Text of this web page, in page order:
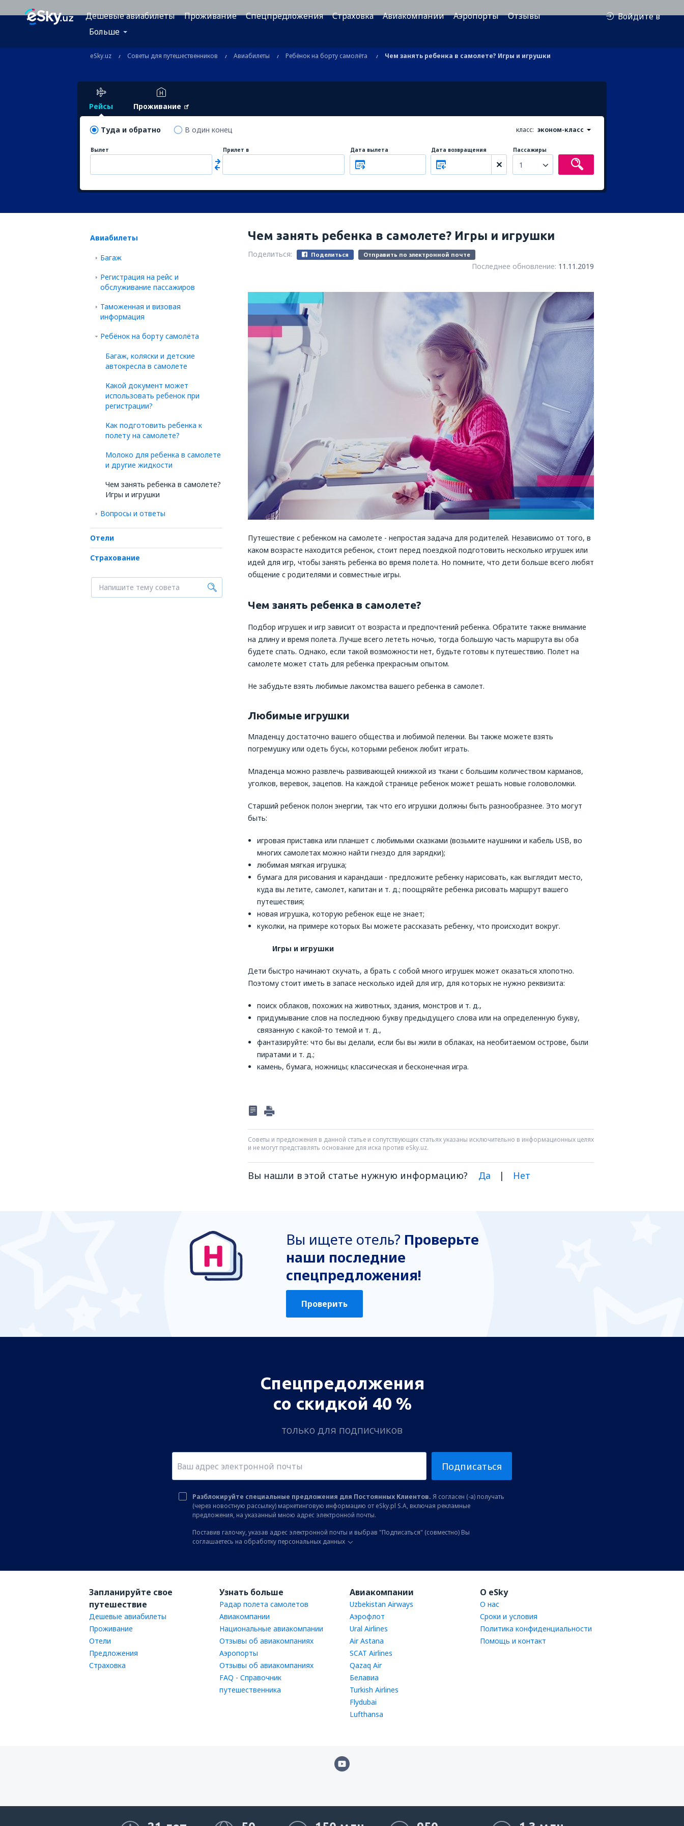
Дешевые авиабилеты Проживание Спецпредложения Страховка Авиакомпании Аэропорты
Отзывы
Больше
Войдите в
eSky.uz Советы для путешественников Авиабилеты Ребёнок на борту самолёта Чем занять ребенка в самолете? Игры и игрушки
Рейсы Проживание
Туда и обратно В один конец класс: эконом-класс
Вылет Прилет в Дата вылета Дата возвращения Пассажиры
1
Авиабилеты
Багаж
Регистрация на рейс и
обслуживание пассажиров
Таможенная и визовая
информация
Ребёнок на борту самолёта
Багаж, коляски и детские
автокресла в самолете
Какой документ может
использовать ребенок при
регистрации?
Как подготовить ребенка к
полету на самолете?
Молоко для ребенка в самолете
и другие жидкости
Чем занять ребенка в самолете?
Игры и игрушки
Вопросы и ответы
Отели
Страхование
Чем занять ребенка в самолете? Игры и игрушки
Поделиться: Поделиться Отправить по электронной почте
Последнее обновление: 11.11.2019
Путешествие с ребенком на самолете - непростая задача для родителей. Независимо от того, в
каком возрасте находится ребенок, стоит перед поездкой подготовить несколько игрушек или
идей для игр, чтобы занять ребенка во время полета. Но помните, что дети больше всего любят
общение с родителями и совместные игры.
Чем занять ребенка в самолете?
Подбор игрушек и игр зависит от возраста и предпочтений ребенка. Обратите также внимание
на длину и время полета. Лучше всего лететь ночью, тогда большую часть маршрута вы оба
будете спать. Однако, если такой возможности нет, будьте готовы к путешествию. Полет на
самолете может стать для ребенка прекрасным опытом.
Не забудьте взять любимые лакомства вашего ребенка в самолет.
Любимые игрушки
Младенцу достаточно вашего общества и любимой пеленки. Вы также можете взять
погремушку или одеть бусы, которыми ребенок любит играть.
Младенца можно развлечь развивающей книжкой из ткани с большим количеством карманов,
уголков, веревок, зацепов. На каждой странице ребенок может решать новые головоломки.
Старший ребенок полон энергии, так что его игрушки должны быть разнообразнее. Это могут
быть:
игровая приставка или планшет с любимыми сказками (возьмите наушники и кабель USB, во
многих самолетах можно найти гнездо для зарядки);
любимая мягкая игрушка;
бумага для рисования и карандаши - предложите ребенку нарисовать, как выглядит место,
куда вы летите, самолет, капитан и т. д.; поощряйте ребенка рисовать маршрут вашего
путешествия;
новая игрушка, которую ребенок еще не знает;
куколки, на примере которых Вы можете рассказать ребенку, что происходит вокруг.
Игры и игрушки
Дети быстро начинают скучать, а брать с собой много игрушек может оказаться хлопотно.
Поэтому стоит иметь в запасе несколько идей для игр, для которых не нужно реквизита:
поиск облаков, похожих на животных, здания, монстров и т. д.,
придумывание слов на последнюю букву предыдущего слова или на определенную букву,
связанную с какой-то темой и т. д.,
фантазируйте: что бы вы делали, если бы вы жили в облаках, на необитаемом острове, были
пиратами и т. д.;
камень, бумага, ножницы; классическая и бесконечная игра.
Советы и предложения в данной статье и сопутствующих статьях указаны исключительно в информационных целях
и не могут представлять основание для иска против eSky.uz.
Вы нашли в этой статье нужную информацию? Да | Нет
Содержит некорректную информацию
Не раскрывает тему
Отправить
Вы ищете отель? Проверьте
наши последние
спецпредложения!
Проверить
Спецпредолжения
со скидкой 40 %
только для подписчиков
Подписаться
Разблокируйте специальные предложения для Постоянных Клиентов. Я согласен (-а) получать
(через новостную рассылку) маркетинговую информацию от eSky.pl S.A, включая рекламные
предложения, на указанный мною адрес электронной почты.
Поставив галочку, указав адрес электронной почты и выбрав "Подписаться" (совместно) Вы
соглашаетесь на обработку персональных данных
Запланируйте свое
путешествие
Дешевые авиабилеты
Проживание
Отели
Предложения
Страховка
Узнать больше
Радар полета самолетов
Авиакомпании
Национальные авиакомпании
Отзывы об авиакомпаниях
Аэропорты
Отзывы об авиакомпаниях
FAQ - Справочник
путешественника
Авиакомпании
Uzbekistan Airways
Аэрофлот
Ural Airlines
Air Astana
SCAT Airlines
Qazaq Air
Белавиа
Turkish Airlines
Flydubai
Lufthansa
O eSky
О нас
Сроки и условия
Политика конфиденциальности
Помощь и контакт